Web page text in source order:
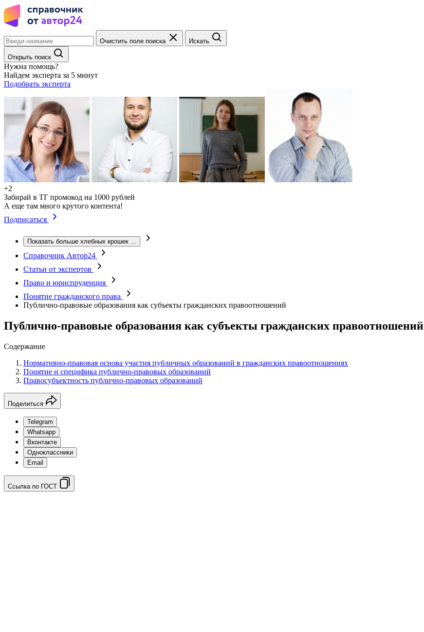
Очистить поле поиска Искать
Открыть поиск
Нужна помощь?
Найдем эксперта за 5 минут
Подобрать эксперта
+2
Забирай в ТГ промокод на 1000 рублей
А еще там много крутого контента!
Подписаться
Показать больше хлебных крошек ...
Справочник Автор24
Статьи от экспертов
Право и юриспруденция
Понятие гражданского права
Публично-правовые образования как субъекты гражданских правоотношений
Публично-правовые образования как субъекты гражданских правоотношений
Содержание
Нормативно-правовая основа участия публичных образований в гражданских правоотношениях
Понятие и специфика публично-правовых образований
Правосубъектность публично-правовых образований
Поделиться
Telegram
Whatsapp
Вконтакте
Одноклассники
Email
Ссылка по ГОСТ